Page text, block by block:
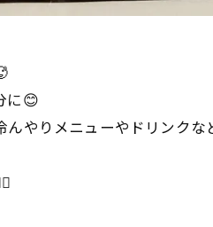
に😊
やりメニューやドリンクな